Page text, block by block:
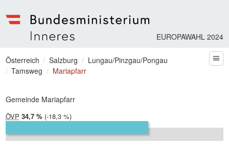
EUROPAWAHL 2024
Sie befinden sich hier
Österreich Salzburg
Lungau/Pinzgau/Pongau
Tamsweg
Mariapfarr
Gemeinde Mariapfarr
ÖVP 2024:
34,7 %
2019:
53,1 %
Differenz:
-18,3 %